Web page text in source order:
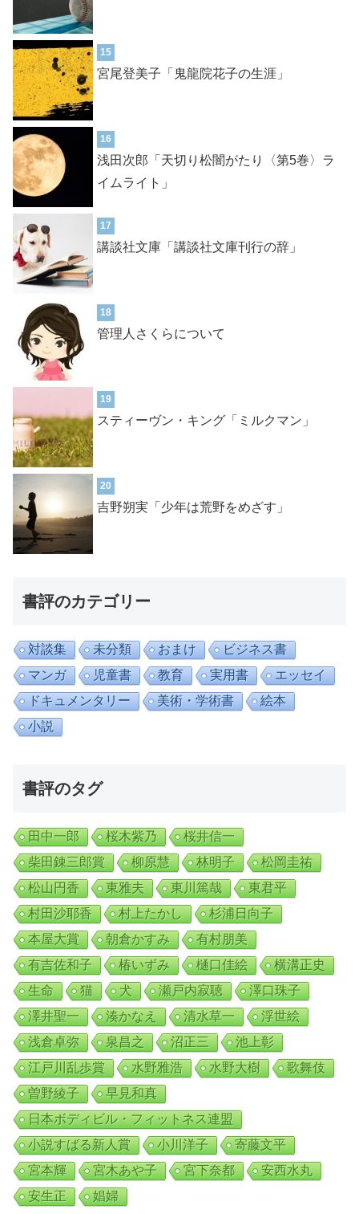
15
宮尾登美子「鬼龍院花子の生涯」
16
浅田次郎「天切り松闇がたり〈第5巻〉ラ
イムライト」
17
講談社文庫「講談社文庫刊行の辞」
18
管理人さくらについて
19
スティーヴン・キング「ミルクマン」
20
吉野朔実「少年は荒野をめざす」
書評のカテゴリー
対談集 未分類 おまけ
ビジネス書
マンガ
児童書 教育 実用書
エッセイ
ドキュメンタリー
美術・学術書
絵本
小説
書評のタグ
田中一郎 桜木紫乃
桜井信一
柴田錬三郎賞
柳原慧 林明子
松岡圭祐
松山円香
東雅夫 東川篤哉
東君平
村田沙耶香
村上たかし
杉浦日向子
本屋大賞
朝倉かすみ
有村朋美
有吉佐和子
椿いずみ 樋口佳絵
横溝正史
生命
猫 犬 瀬戸内寂聴
澤口珠子
澤井聖一
湊かなえ 清水草一
浮世絵
浅倉卓弥
泉昌之 沼正三
池上彰
江戸川乱歩賞
水野雅浩 水野大樹
歌舞伎
曽野綾子
早見和真
日本ボディビル・フィットネス連盟
小説すばる新人賞
小川洋子
寄藤文平
宮本輝
宮木あや子 宮下奈都
安西水丸
安生正
娼婦